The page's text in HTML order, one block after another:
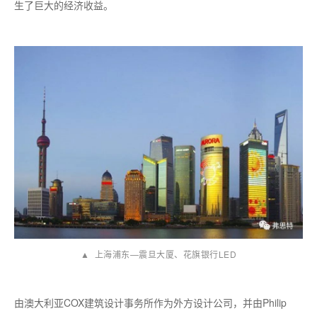
生了巨大的经济收益。
▲ 上海浦东—震旦大厦、花旗银行LED
由澳大利亚COX建筑设计事务所作为外方设计公司，并由Philip